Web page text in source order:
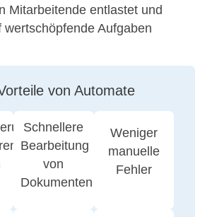
Mitarbeitende entlastet und
wertschöpfende Aufgaben
von Automate
Schnellere
Bearbeitung
von
Dokumenten
Weniger
manuelle
Fehler